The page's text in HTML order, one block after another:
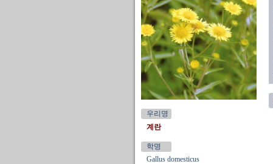
우리명
계란
학명
Gallus domesticus